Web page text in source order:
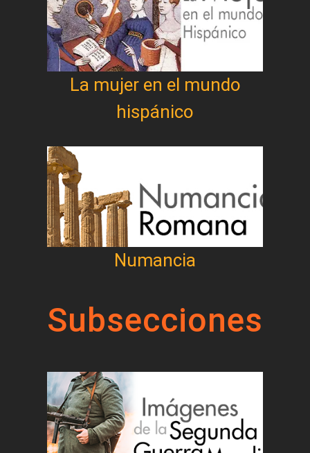
La mujer en el mundo
hispánico
Numancia
Subsecciones